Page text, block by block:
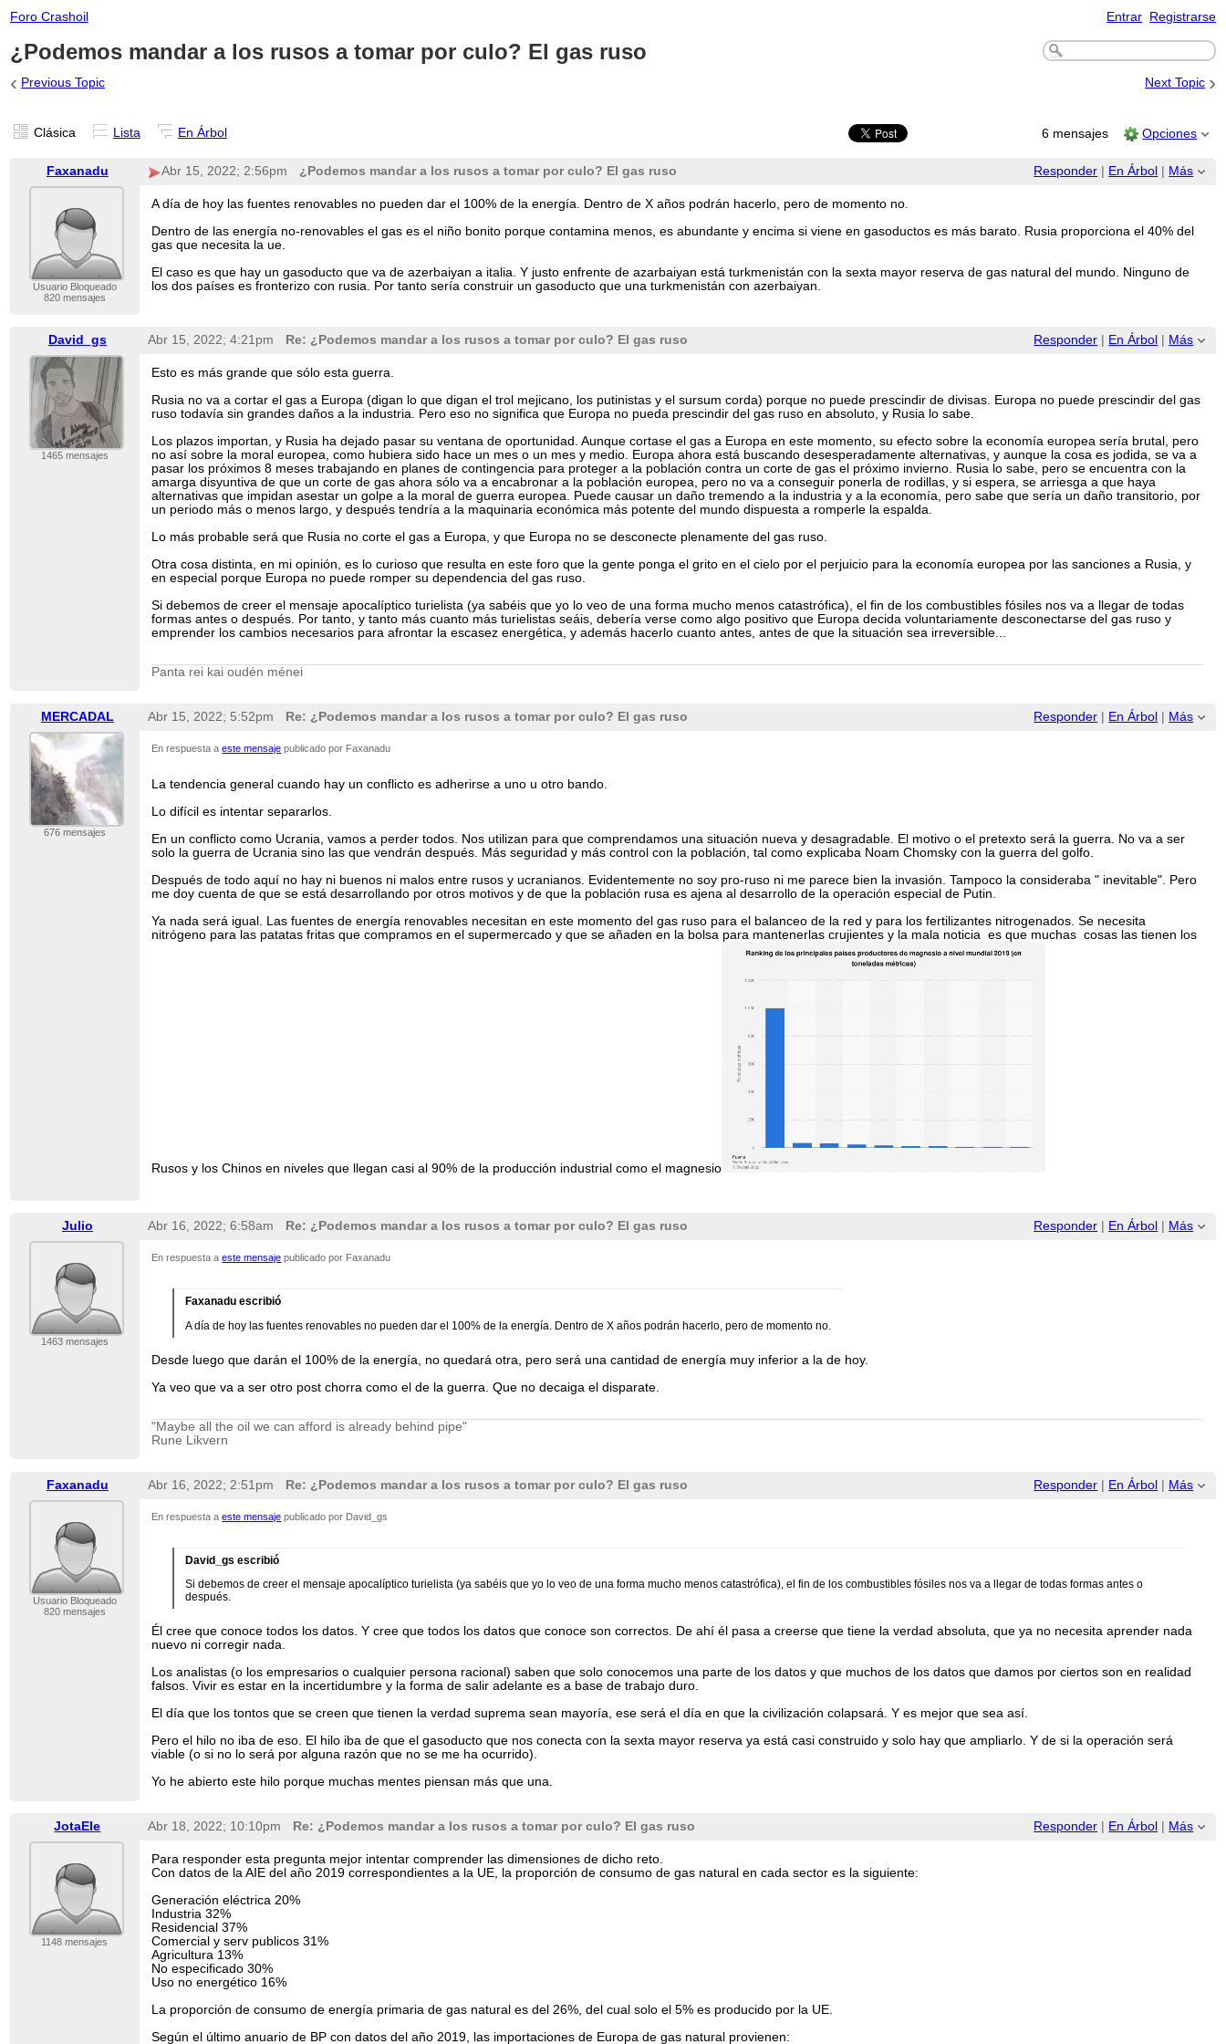
Foro Crashoil Entrar Registrarse
¿Podemos mandar a los rusos a tomar por culo? El gas ruso
‹ Previous Topic Next Topic ›
Clásica Lista En Árbol 6 mensajes Opciones
Faxanadu Responder | En Árbol | Más
Abr 15, 2022; 2:56pm ¿Podemos mandar a los rusos a tomar por culo? El gas ruso
Usuario Bloqueado
820 mensajes
A día de hoy las fuentes renovables no pueden dar el 100% de la energía. Dentro de X años podrán hacerlo, pero de momento no.
Dentro de las energía no-renovables el gas es el niño bonito porque contamina menos, es abundante y encima si viene en gasoductos es más barato. Rusia proporciona el 40% del
gas que necesita la ue.
El caso es que hay un gasoducto que va de azerbaiyan a italia. Y justo enfrente de azarbaiyan está turkmenistán con la sexta mayor reserva de gas natural del mundo. Ninguno de
los dos países es fronterizo con rusia. Por tanto sería construir un gasoducto que una turkmenistán con azerbaiyan.
David_gs Responder En Árbol Más
Abr 15, 2022; 4:21pm Re: ¿Podemos mandar a los rusos a tomar por culo? El gas ruso
1465 mensajes
Esto es más grande que sólo esta guerra.
Rusia no va a cortar el gas a Europa (digan lo que digan el trol mejicano, los putinistas y el sursum corda) porque no puede prescindir de divisas. Europa no puede prescindir del gas
ruso todavía sin grandes daños a la industria. Pero eso no significa que Europa no pueda prescindir del gas ruso en absoluto, y Rusia lo sabe.
Los plazos importan, y Rusia ha dejado pasar su ventana de oportunidad. Aunque cortase el gas a Europa en este momento, su efecto sobre la economía europea sería brutal, pero
no así sobre la moral europea, como hubiera sido hace un mes o un mes y medio. Europa ahora está buscando desesperadamente alternativas, y aunque la cosa es jodida, se va a
pasar los próximos 8 meses trabajando en planes de contingencia para proteger a la población contra un corte de gas el próximo invierno. Rusia lo sabe, pero se encuentra con la
amarga disyuntiva de que un corte de gas ahora sólo va a encabronar a la población europea, pero no va a conseguir ponerla de rodillas, y si espera, se arriesga a que haya
alternativas que impidan asestar un golpe a la moral de guerra europea. Puede causar un daño tremendo a la industria y a la economía, pero sabe que sería un daño transitorio, por
un periodo más o menos largo, y después tendría a la maquinaria económica más potente del mundo dispuesta a romperle la espalda.
Lo más probable será que Rusia no corte el gas a Europa, y que Europa no se desconecte plenamente del gas ruso.
Otra cosa distinta, en mi opinión, es lo curioso que resulta en este foro que la gente ponga el grito en el cielo por el perjuicio para la economía europea por las sanciones a Rusia, y
en especial porque Europa no puede romper su dependencia del gas ruso.
Si debemos de creer el mensaje apocalíptico turielista (ya sabéis que yo lo veo de una forma mucho menos catastrófica), el fin de los combustibles fósiles nos va a llegar de todas
formas antes o después. Por tanto, y tanto más cuanto más turielistas seáis, debería verse como algo positivo que Europa decida voluntariamente desconectarse del gas ruso y
emprender los cambios necesarios para afrontar la escasez energética, y además hacerlo cuanto antes, antes de que la situación sea irreversible...
Panta rei kai oudén ménei
MERCADAL Responder | En Árbol | Más
Abr 15, 2022; 5:52pm Re: ¿Podemos mandar a los rusos a tomar por culo? El gas ruso
676 mensajes
En respuesta aeste mensaje publicado por Faxanadu
La tendencia general cuando hay un conflicto es adherirse a uno u otro bando.
Lo difícil es intentar separarlos.
En un conflicto como Ucrania, vamos a perder todos. Nos utilizan para que comprendamos una situación nueva y desagradable. El motivo o el pretexto será la guerra. No va a ser
solo la guerra de Ucrania sino las que vendrán después. Más seguridad y más control con la población, tal como explicaba Noam Chomsky con la guerra del golfo.
Después de todo aquí no hay ni buenos ni malos entre rusos y ucranianos. Evidentemente no soy pro-ruso ni me parece bien la invasión. Tampoco la consideraba " inevitable". Pero
me doy cuenta de que se está desarrollando por otros motivos y de que la población rusa es ajena al desarrollo de la operación especial de Putin.
Ya nada será igual. Las fuentes de energía renovables necesitan en este momento del gas ruso para el balanceo de la red y para los fertilizantes nitrogenados. Se necesita
nitrógeno para las patatas fritas que compramos en el supermercado y que se añaden en la bolsa para mantenerlas crujientes y la mala noticia es que muchas cosas las tienen los
Rusos y los Chinos en niveles que llegan casi al 90% de la producción industrial como el magnesio
Julio Responder En Árbol Más
Abr 16, 2022; 6:58am Re: ¿Podemos mandar a los rusos a tomar por culo? El gas ruso
1463 mensajes
En respuesta aeste mensaje publicado por Faxanadu
Faxanadu escribió
A día de hoy las fuentes renovables no pueden dar el 100% de la energía. Dentro de X años podrán hacerlo, pero de momento no.
Desde luego que darán el 100% de la energía, no quedará otra, pero será una cantidad de energía muy inferior a la de hoy.
Ya veo que va a ser otro post chorra como el de la guerra. Que no decaiga el disparate.
"Maybe all the oil we can afford is already behind pipe"
Rune Likvern
Faxanadu Responder | En Árbol | Más
Abr 16, 2022; 2:51pm Re: ¿Podemos mandar a los rusos a tomar por culo? El gas ruso
Usuario Bloqueado
820 mensajes
En respuesta aeste mensaje publicado por David_gs
David_gs escribió
Si debemos de creer el mensaje apocalíptico turielista (ya sabéis que yo lo veo de una forma mucho menos catastrófica), el fin de los combustibles fósiles nos va a llegar de todas formas antes o
después.
Él cree que conoce todos los datos. Y cree que todos los datos que conoce son correctos. De ahí él pasa a creerse que tiene la verdad absoluta, que ya no necesita aprender nada
nuevo ni corregir nada.
Los analistas (o los empresarios o cualquier persona racional) saben que solo conocemos una parte de los datos y que muchos de los datos que damos por ciertos son en realidad
falsos. Vivir es estar en la incertidumbre y la forma de salir adelante es a base de trabajo duro.
El día que los tontos que se creen que tienen la verdad suprema sean mayoría, ese será el día en que la civilización colapsará. Y es mejor que sea así.
Pero el hilo no iba de eso. El hilo iba de que el gasoducto que nos conecta con la sexta mayor reserva ya está casi construido y solo hay que ampliarlo. Y de si la operación será
viable (o si no lo será por alguna razón que no se me ha ocurrido).
Yo he abierto este hilo porque muchas mentes piensan más que una.
JotaEle Responder En Árbol Más
Abr 18, 2022; 10:10pm Re: ¿Podemos mandar a los rusos a tomar por culo? El gas ruso
1148 mensajes
Para responder esta pregunta mejor intentar comprender las dimensiones de dicho reto.
Con datos de la AIE del año 2019 correspondientes a la UE, la proporción de consumo de gas natural en cada sector es la siguiente:
Generación eléctrica 20%
Industria 32%
Residencial 37%
Comercial y serv publicos 31%
Agricultura 13%
No especificado 30%
Uso no energético 16%
La proporción de consumo de energía primaria de gas natural es del 26%, del cual solo el 5% es producido por la UE.
Según el último anuario de BP con datos del año 2019, las importaciones de Europa de gas natural provienen: